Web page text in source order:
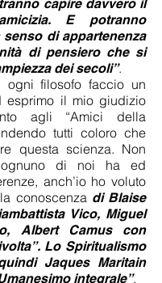
capire davvero il
E potranno
di appartenenza
di pensiero che si
dei secoli”.
ogni filosofo faccio un
esprimo il mio giudizio
agli “Amici della
tutti coloro che
questa scienza. Non
di noi ha ed
anch’io ho voluto
conoscenza di Blaise
Vico, Miguel
Albert Camus con
Lo Spiritualismo
Jaques Maritain
integrale”.